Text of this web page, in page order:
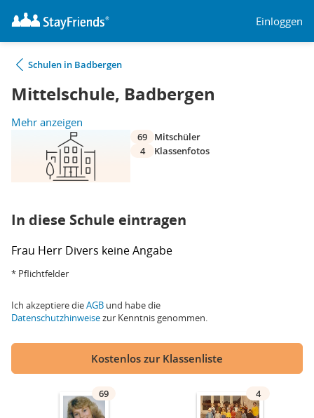
Einloggen
Schulen in Badbergen
Mittelschule, Badbergen
Mehr anzeigen
69
Mitschüler
4
Klassenfotos
In diese Schule eintragen
Frau Herr Divers keine Angabe
* Pflichtfelder
Ich akzeptiere dieAGB und habe die
Datenschutzhinweisezur Kenntnis genommen.
Kostenlos zur Klassenliste
69 4